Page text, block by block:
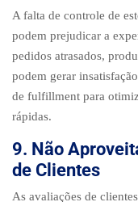
A falta de controle de
podem prejudicar a
pedidos atrasados,
podem gerar
de fulfillment para
rápidas.
9. Não
de Clientes
As avaliações de